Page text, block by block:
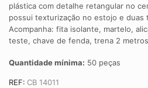
plástica com detalhe retangular no
possui texturização no estojo e duas
Acompanha: fita isolante, martelo,
teste, chave de fenda, trena 2
Quantidade mínima: 50 peças
REF: CB 14011